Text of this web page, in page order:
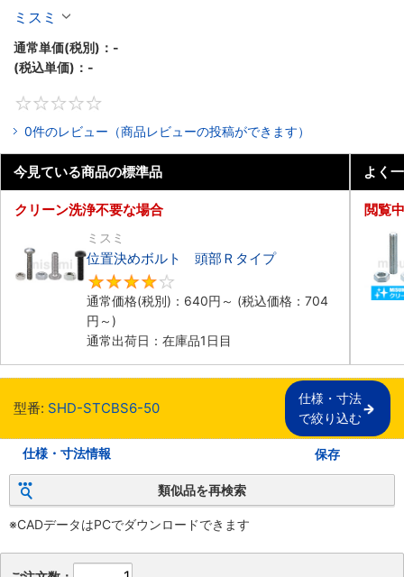
ミスミ
通常単価(税別)： -
(税込単価)： -
0件のレビュー（商品レビューの投稿ができます）
今見ている商品の標準品
クリーン洗浄不要な場合
ミスミ
位置決めボルト 頭部Ｒタイプ
通常価格(税別)： 640円 ～ (税込価格： 704
円 ～)
通常出荷日：在庫品1日目
よく
閲覧
型番: SHD-STCBS6-50
仕様・寸法
で絞り込む
仕様・寸法情報 保存
類似品を再検索
※CADデータはPCでダウンロードできます